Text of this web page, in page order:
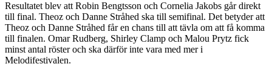
Resultatet blev att Robin Bengtsson och Cornelia Jakobs går direkt
till final. Theoz och Danne Stråhed ska till semifinal. Det betyder att
Theoz och Danne Stråhed får en chans till att tävla om att få komma
till finalen. Omar Rudberg, Shirley Clamp och Malou Prytz fick
minst antal röster och ska därför inte vara med mer i
Melodifestivalen.